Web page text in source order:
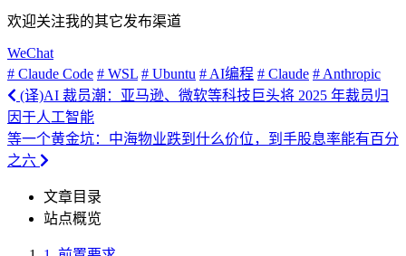
欢迎关注我的其它发布渠道
WeChat
# Claude Code # WSL # Ubuntu # AI编程 # Claude # Anthropic
(译)AI 裁员潮：亚马逊、微软等科技巨头将 2025 年裁员归
因于人工智能
等一个黄金坑：中海物业跌到什么价位，到手股息率能有百分
之六
文章目录
站点概览